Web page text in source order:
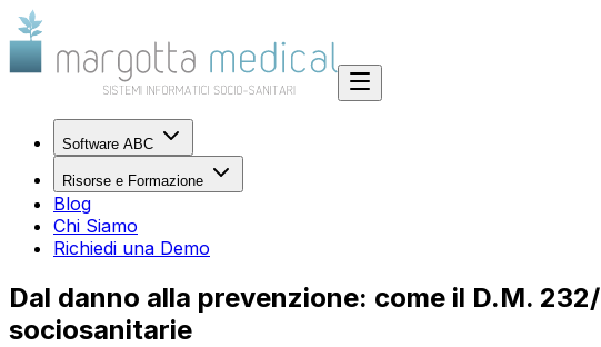
Software ABC
Risorse e Formazione
Blog
Chi Siamo
Richiedi una Demo
Dal danno alla prevenzione: come il D.M.
sociosanitarie